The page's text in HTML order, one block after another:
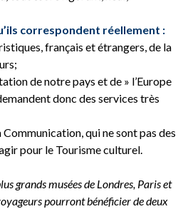
correspondent réellement :
français et étrangers, de la
de notre pays et de » l’Europe
donc des services très
qui ne sont pas des
pour le Tourisme culturel.
grands musées de Londres, Paris et
pourront bénéficier de deux